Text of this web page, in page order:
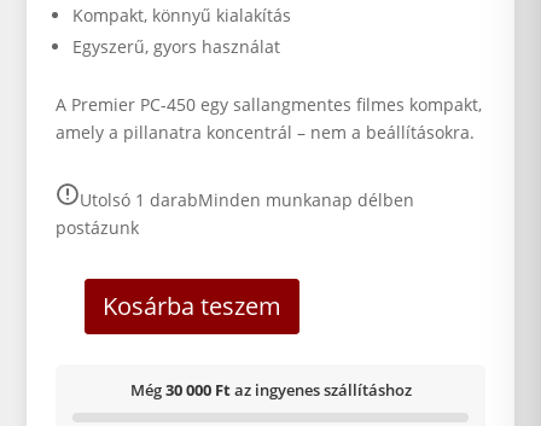
Kompakt, könnyű kialakítás
Egyszerű, gyors használat
A Premier PC-450 egy sallangmentes filmes kompakt,
amely a pillanatra koncentrál – nem a beállításokra.
Utolsó 1 darabMinden munkanap délben
postázunk
Kosárba teszem
Még30 000 Ftaz ingyenes szállításhoz